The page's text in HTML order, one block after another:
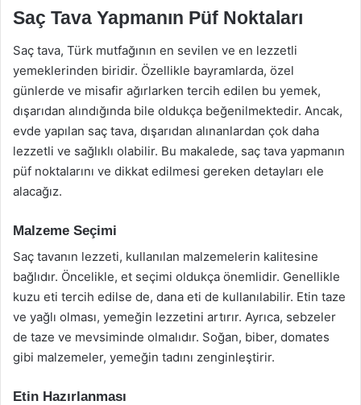
Saç Tava Yapmanın Püf Noktaları
Saç tava, Türk mutfağının en sevilen ve en lezzetli
yemeklerinden biridir. Özellikle bayramlarda, özel
günlerde ve misafir ağırlarken tercih edilen bu yemek,
dışarıdan alındığında bile oldukça beğenilmektedir. Ancak,
evde yapılan saç tava, dışarıdan alınanlardan çok daha
lezzetli ve sağlıklı olabilir. Bu makalede, saç tava yapmanın
püf noktalarını ve dikkat edilmesi gereken detayları ele
alacağız.
Malzeme Seçimi
Saç tavanın lezzeti, kullanılan malzemelerin kalitesine
bağlıdır. Öncelikle, et seçimi oldukça önemlidir. Genellikle
kuzu eti tercih edilse de, dana eti de kullanılabilir. Etin taze
ve yağlı olması, yemeğin lezzetini artırır. Ayrıca, sebzeler
de taze ve mevsiminde olmalıdır. Soğan, biber, domates
gibi malzemeler, yemeğin tadını zenginleştirir.
Etin Hazırlanması